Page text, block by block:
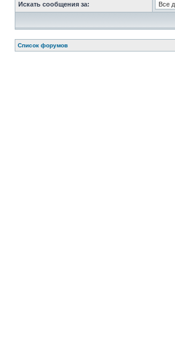
Искать сообщения за:
Список форумов